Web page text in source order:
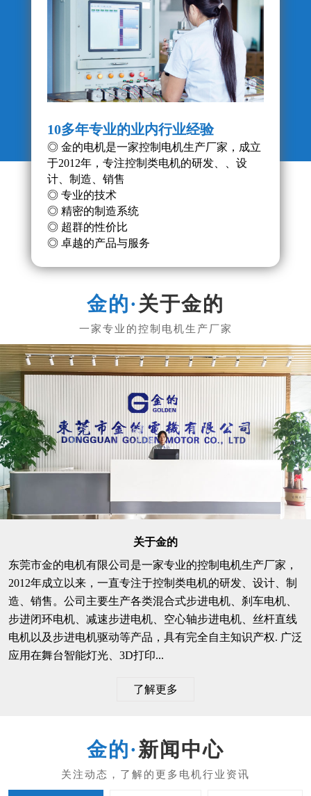
10多年专业的业内行业经验
◎ 金的电机是一家控制电机生产厂家，成立
于2012年，专注控制类电机的研发、、设
计、制造、销售
◎ 专业的技术
◎ 精密的制造系统
◎ 超群的性价比
◎ 卓越的产品与服务
◎ 所
关于金的
关于金的
东莞市金的电机有限公司是一家专业的控制电机生产厂家，
2012年成立以来，一直专注于控制类电机的研发、设计、制
造、销售。公司主要生产各类混合式步进电机、刹车电机、
步进闭环电机、减速步进电机、空心轴步进电机、丝杆直线
电机以及步进电机驱动等产品，具有完全自主知识产权. 广泛
应用在舞台智能灯光、3D打印...
了解更多
新闻中心